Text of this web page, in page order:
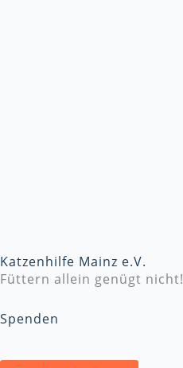
Katzenhilfe Mainz e.V.
Füttern allein genügt nicht!
Spenden